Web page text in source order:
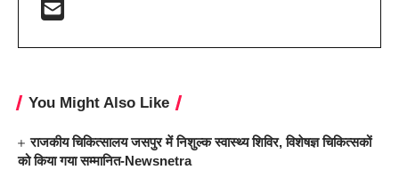
You Might Also Like
राजकीय चिकित्सालय जसपुर में निशुल्क स्वास्थ्य शिविर, विशेषज्ञ चिकित्सकों
को किया गया सम्मानित-Newsnetra